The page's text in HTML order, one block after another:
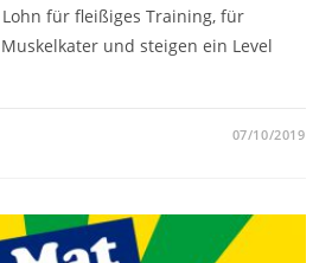
für fleißiges Training, für
und steigen ein Level
07/10/2019